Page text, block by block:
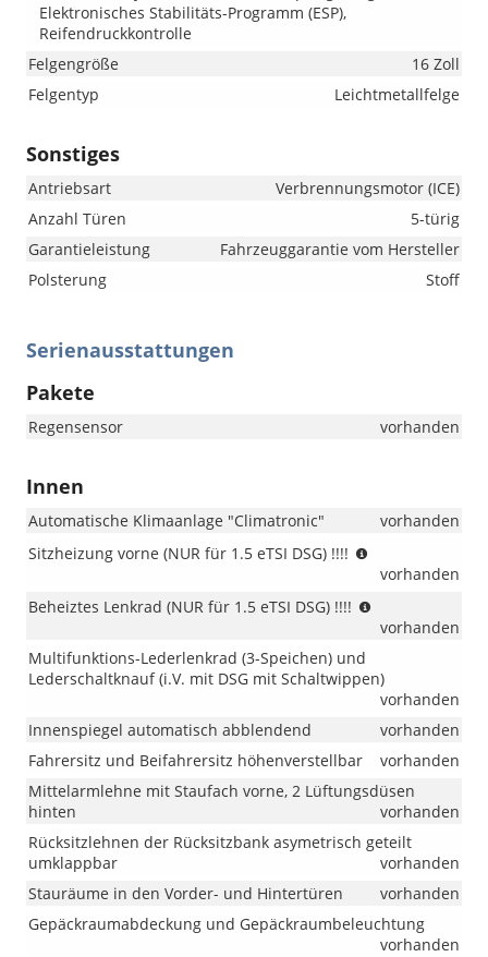
Elektronisches Stabilitäts-Programm (ESP),
Reifendruckkontrolle
Felgengröße
16 Zoll
Felgentyp
Leichtmetallfelge
Sonstiges
Antriebsart
Verbrennungsmotor (ICE)
Anzahl Türen
5-türig
Garantieleistung
Fahrzeuggarantie vom Hersteller
Polsterung
Stoff
Serienausstattungen
Pakete
Regensensor vorhanden
Innen
Automatische Klimaanlage "Climatronic"
vorhanden
Sitzheizung vorne (NUR für 1.5 eTSI DSG) !!!!
für
DSG)
vorhanden
Beheiztes Lenkrad (NUR für 1.5 eTSI DSG) !!!!
für
DSG)
!!!!
vorhanden
Multifunktions-Lederlenkrad (3-Speichen) und
Lederschaltknauf (i.V. mit DSG mit Schaltwippen)
vorhanden
Innenspiegel automatisch abblendend
vorhanden
Fahrersitz und Beifahrersitz höhenverstellbar
vorhanden
Mittelarmlehne mit Staufach vorne, 2 Lüftungsdüsen
hinten
vorhanden
Rücksitzlehnen der Rücksitzbank asymetrisch geteilt
umklappbar
vorhanden
Stauräume in den Vorder- und Hintertüren
vorhanden
Gepäckraumabdeckung und Gepäckraumbeleuchtung
vorhanden